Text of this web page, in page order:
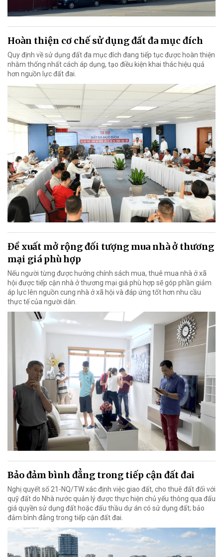
Hoàn thiện cơ chế sử dụng đất đa mục đích
Quy định về sử dụng đất đa mục đích đang tiếp tục được hoàn thiện
nhằm thống nhất cách áp dụng, tạo điều kiện khai thác hiệu quả
hơn nguồn lực đất đai.
Đề xuất mở rộng đối tượng mua nhà ở thương
mại giá phù hợp
Nếu người từng được hưởng chính sách mua, thuê mua nhà ở xã
hội được tiếp cận nhà ở thương mại giá phù hợp sẽ góp phần giảm
áp lực lên nguồn cung nhà ở xã hội và đáp ứng tốt hơn nhu cầu
thực tế của người dân.
Bảo đảm bình đẳng trong tiếp cận đất đai
Nghị quyết số 21-NQ/TW xác định việc giao đất, cho thuê đất đối với
quỹ đất do Nhà nước quản lý được thực hiện chủ yếu thông qua đấu
giá quyền sử dụng đất hoặc đấu thầu dự án có sử dụng đất; bảo
đảm bình đẳng trong tiếp cận đất đai.